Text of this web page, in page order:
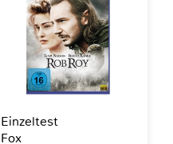
Einzeltest
Fox